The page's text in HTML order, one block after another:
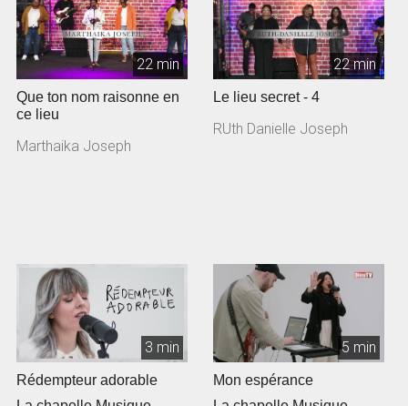
22 min
Que ton nom raisonne en
ce lieu
Marthaika Joseph
22 min
Le lieu secret - 4
RUth Danielle Joseph
3 min
Rédempteur adorable
5 min
Mon espérance